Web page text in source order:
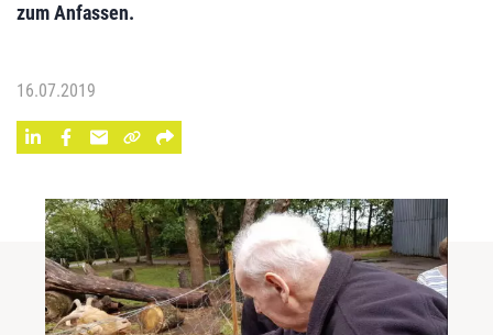
zum Anfassen.
16.07.2019